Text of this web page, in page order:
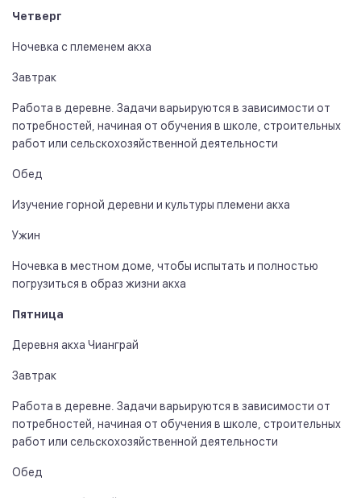
Четверг
Ночевка с племенем акха
Завтрак
Работа в деревне. Задачи варьируются в зависимости от
потребностей, начиная от обучения в школе, строительных
работ или сельскохозяйственной деятельности
Обед
Изучение горной деревни и культуры племени акха
Ужин
Ночевка в местном доме, чтобы испытать и полностью
погрузиться в образ жизни акха
Пятница
Деревня акха Чианграй
Завтрак
Работа в деревне. Задачи варьируются в зависимости от
потребностей, начиная от обучения в школе, строительных
работ или сельскохозяйственной деятельности
Обед